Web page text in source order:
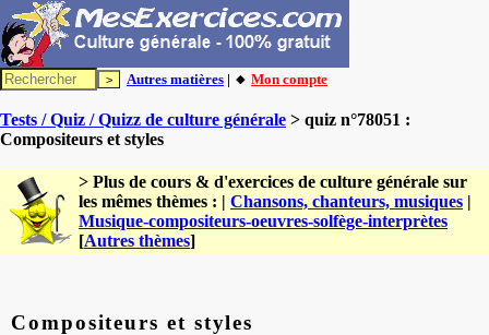
Autres matières | 🔸 Mon compte
Tests / Quiz / Quizz de culture générale > quiz n°78051 :
Compositeurs et styles
> Plus de cours & d'exercices de culture générale sur
les mêmes thèmes : | Chansons, chanteurs, musiques |
Musique-compositeurs-oeuvres-solfège-interprètes
[Autres thèmes]
Compositeurs et styles